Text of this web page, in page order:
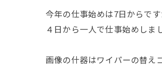
今年の仕事始めは7日からで
４日から一人で仕事始めしま
画像の什器はワイパーの替え